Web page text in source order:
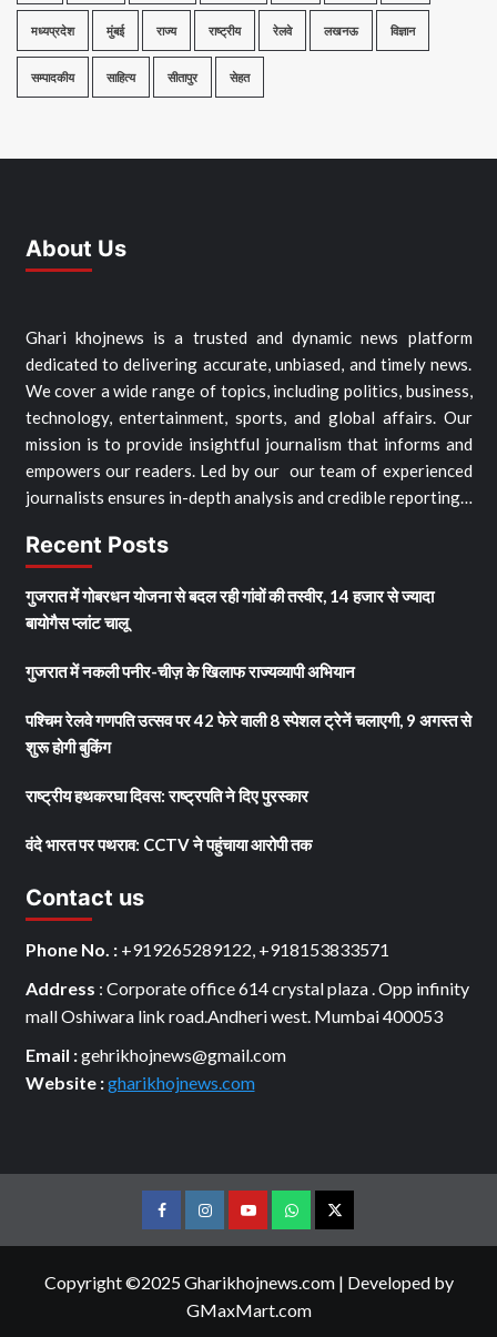
मध्यप्रदेश मुंबई राज्य राष्ट्रीय रेलवे लखनऊ विज्ञान
सम्पादकीय साहित्य सीतापुर सेहत
About Us
Ghari khojnews is a trusted and dynamic news platform
dedicated to delivering accurate, unbiased, and timely news.
We cover a wide range of topics, including politics, business,
technology, entertainment, sports, and global affairs. Our
mission is to provide insightful journalism that informs and
empowers our readers. Led by our our team of experienced
journalists ensures in-depth analysis and credible reporting…
Recent Posts
गुजरात में गोबरधन योजना से बदल रही गांवों की तस्वीर, 14 हजार से ज्यादा
बायोगैस प्लांट चालू
गुजरात में नकली पनीर-चीज़ के खिलाफ राज्यव्यापी अभियान
पश्चिम रेलवे गणपति उत्सव पर 42 फेरे वाली 8 स्पेशल ट्रेनें चलाएगी, 9 अगस्त से
शुरू होगी बुकिंग
राष्ट्रीय हथकरघा दिवस: राष्ट्रपति ने दिए पुरस्कार
वंदे भारत पर पथराव: CCTV ने पहुंचाया आरोपी तक
Contact us
Phone No. : +919265289122, +918153833571
Address : Corporate office 614 crystal plaza . Opp infinity
mall Oshiwara link road.Andheri west. Mumbai 400053
Email :gehrikhojnews@gmail.com
Website :gharikhojnews.com
FacebookInstagramyoutubeWhatsTwitter
Copyright ©2025 Gharikhojnews.com | Developed by
GMaxMart.com